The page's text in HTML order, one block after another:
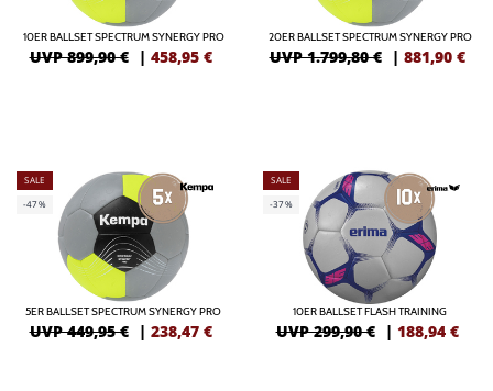
10ER BALLSET SPECTRUM SYNERGY PRO
UVP 899,90 € | 458,95 €
20ER BALLSET SPECTRUM SYNERGY PRO
UVP 1.799,80 € | 881,90 €
SALE
-47%
5ER BALLSET SPECTRUM SYNERGY PRO
UVP 449,95 € | 238,47 €
SALE
-37%
10ER BALLSET FLASH TRAINING
UVP 299,90 € | 188,94 €